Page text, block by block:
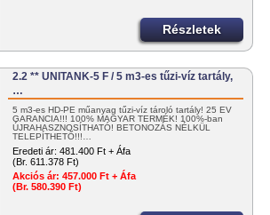
Részletek
2.2 ** UNITANK-5 F / 5 m3-es tűzi-víz tartály,
…
5 m3-es HD-PE műanyag tűzi-víz tároló tartály! 25 ÉV
GARANCIA!!! 100% MAGYAR TERMÉK! 100%-ban
ÚJRAHASZNOSÍTHATÓ! BETONOZÁS NÉLKÜL
TELEPÍTHETŐ!!!…
Eredeti ár: 481.400 Ft + Áfa
(Br. 611.378 Ft)
Akciós ár: 457.000 Ft + Áfa
(Br. 580.390 Ft)